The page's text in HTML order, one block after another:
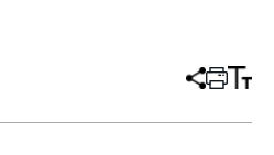
分
章
打 调
小